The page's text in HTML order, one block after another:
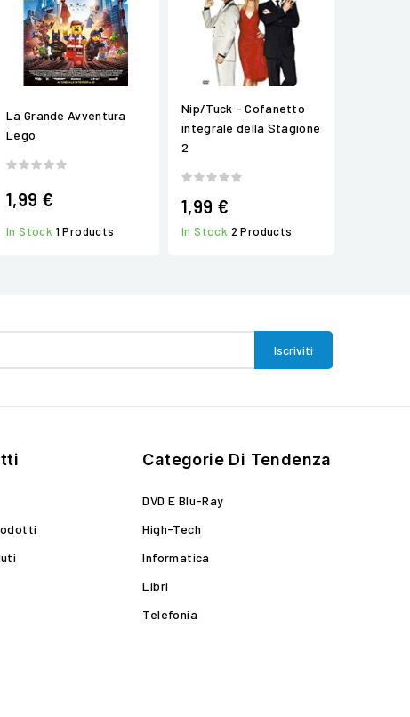
La Grande Avventura
Lego
1,99 €
In Stock 1 Products
Nip/Tuck - Cofanetto
integrale della Stagione
2
1,99 €
In Stock 2 Products
Categorie Di Tendenza
DVD E Blu-Ray
High-Tech
Informatica
Libri
Telefonia